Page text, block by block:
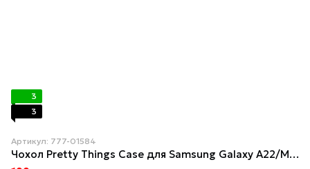
3
3
Артикул: 777-01584
Чохол Pretty Things Case для Samsung Galaxy A22/M22/M32 (A225F/M225F/M325F) Brown/Baby